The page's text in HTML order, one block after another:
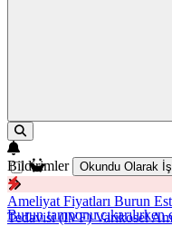
Bildirimler Okundu Olarak
Burun tamponu
Ameliyat Fiyatları Burun
Tedavisi (IVF)Varikosel